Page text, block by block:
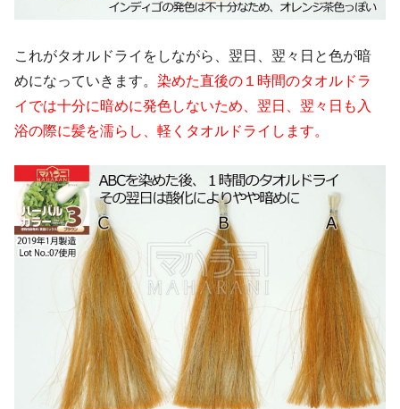
これがタオルドライをしながら、翌日、翌々日と色が暗
めになっていきます。染めた直後の１時間のタオルドラ
イでは十分に暗めに発色しないため、翌日、翌々日も入
浴の際に髪を濡らし、軽くタオルドライします。